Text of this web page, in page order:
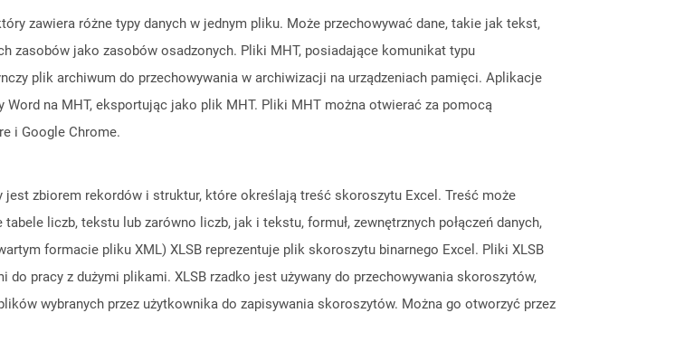
zawiera różne typy danych w jednym pliku. Może przechowywać dane, takie jak tekst,
zasobów jako zasobów osadzonych. Pliki MHT, posiadające komunikat typu
plik archiwum do przechowywania w archiwizacji na urządzeniach pamięci. Aplikacje
na MHT, eksportując jako plik MHT. Pliki MHT można otwierać za pomocą
i Google Chrome.
zbiorem rekordów i struktur, które określają treść skoroszytu Excel. Treść może
liczb, tekstu lub zarówno liczb, jak i tekstu, formuł, zewnętrznych połączeń danych,
formacie pliku XML) XLSB reprezentuje plik skoroszytu binarnego Excel. Pliki XLSB
pracy z dużymi plikami. XLSB rzadko jest używany do przechowywania skoroszytów,
wybranych przez użytkownika do zapisywania skoroszytów. Można go otworzyć przez